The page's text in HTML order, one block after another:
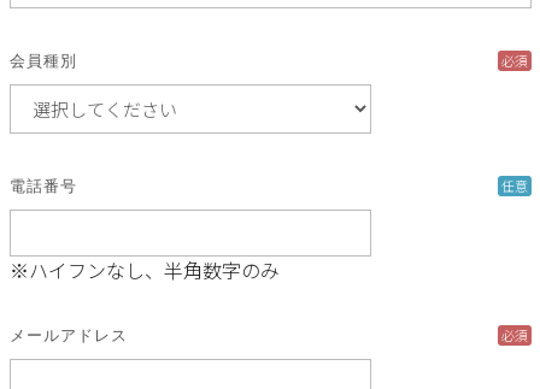
会員種別 必須
電話番号 任意
※ハイフンなし、半角数字のみ
メールアドレス 必須